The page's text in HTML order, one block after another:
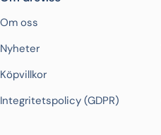
Om oss
Nyheter
Köpvillkor
Integritetspolicy (GDPR)